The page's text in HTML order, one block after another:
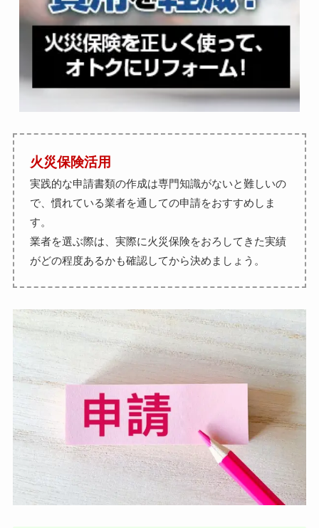
火災保険活用
実践的な申請書類の作成は専門知識がないと難しいの
で、慣れている業者を通しての申請をおすすめしま
す。
業者を選ぶ際は、実際に火災保険をおろしてきた実績
がどの程度あるかも確認してから決めましょう。